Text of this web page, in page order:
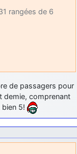
rangées de 6
de passagers pour
demie, comprenant
5!